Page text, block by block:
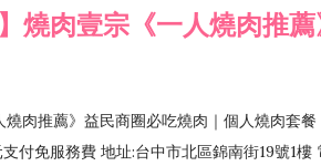
】燒肉壹宗《一人燒肉推
燒肉推薦》益民商圈必吃燒肉｜個人燒肉套
付免服務費 地址:台中市北區錦南街19號1樓